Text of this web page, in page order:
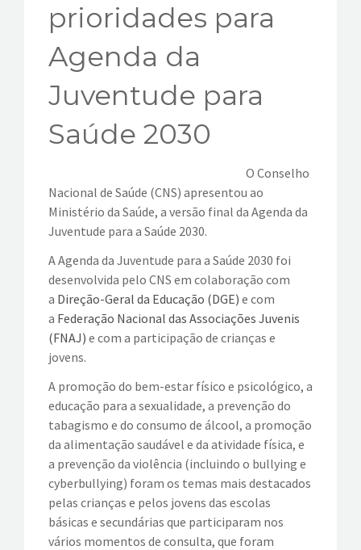
CONTATOS
prioridades para
Agenda da
Juventude para
Saúde 2030
O Conselho
Nacional de Saúde (CNS) apresentou ao
Ministério da Saúde, a versão final da Agenda da
Juventude para a Saúde 2030.
A Agenda da Juventude para a Saúde 2030 foi
desenvolvida pelo CNS em colaboração com
a Direção-Geral da Educação (DGE) e com
a Federação Nacional das Associações Juvenis
(FNAJ) e com a participação de crianças e
jovens.
A promoção do bem-estar físico e psicológico, a
educação para a sexualidade, a prevenção do
tabagismo e do consumo de álcool, a promoção
da alimentação saudável e da atividade física, e
a prevenção da violência (incluindo o bullying e
cyberbullying) foram os temas mais destacados
pelas crianças e pelos jovens das escolas
básicas e secundárias que participaram nos
vários momentos de consulta, que foram